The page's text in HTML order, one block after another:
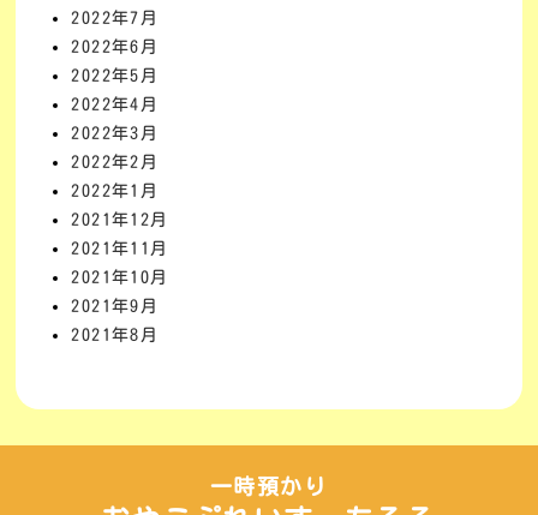
2022年7月
2022年6月
2022年5月
2022年4月
2022年3月
2022年2月
2022年1月
2021年12月
2021年11月
2021年10月
2021年9月
2021年8月
一時預かり